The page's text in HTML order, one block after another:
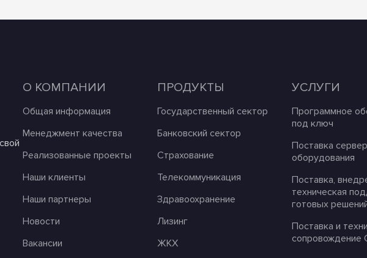
О КОМПАНИИ
Общая информация
Менеджмент качества
Реализованные проекты
Наши клиенты
Наши партнеры
Новости
Вакансии
ПРОДУКТЫ
Государственный сектор
Банковский сектор
Страхование
Телекоммуникация
Здравоохранение
Лизинг
ЖКХ
УСЛУГИ
Программное
под ключ
Поставка
оборудования
Поставка,
техническая
готовых
Поставка и
сопровождение